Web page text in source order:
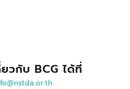
วกับ BCG ได้ที่